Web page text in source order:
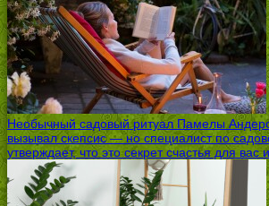
Необычный садовый ритуал Памелы
вызывал скепсис — но специалист по
утверждает, что это секрет счастья для вас